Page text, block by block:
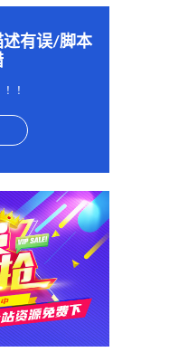
述有误/脚本
！